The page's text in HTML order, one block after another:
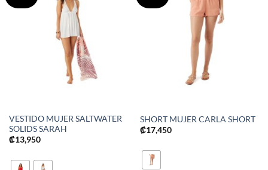
VESTIDO MUJER SALTWATER
SOLIDS SARAH
₡13,950
SHORT MUJER CARLA SHORT
₡17,450